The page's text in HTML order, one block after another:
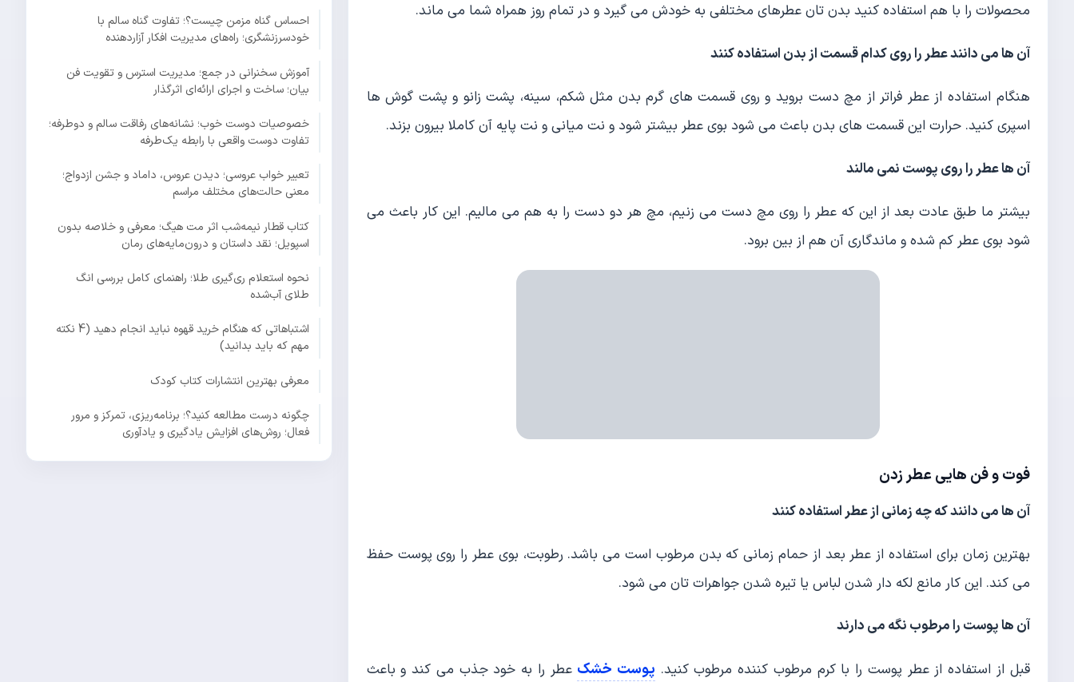
محصولات را با هم استفاده کنید بدن تان عطرهای مختلفی به خودش می گیرد و در تمام روز همراه شما می ماند.
آن ها می دانند عطر را روی کدام قسمت از بدن استفاده کنند
هنگام استفاده از عطر فراتر از مچ دست بروید و روی قسمت های گرم بدن مثل شکم، سینه، پشت زانو و پشت گوش ها
اسپری کنید. حرارت این قسمت های بدن باعث می شود بوی عطر بیشتر شود و نت میانی و نت پایه آن کاملا بیرون بزند.
آن ها عطر را روی پوست نمی مالند
بیشتر ما طبق عادت بعد از این که عطر را روی مچ دست می زنیم، مچ هر دو دست را به هم می مالیم. این کار باعث می
شود بوی عطر کم شده و ماندگاری آن هم از بین برود.
فوت و فن هاییعطر زدن
آن ها می دانند که چه زمانی از عطر استفاده کنند
بهترین زمان برای استفاده از عطر بعد از حمام زمانی که بدن مرطوب است می باشد. رطوبت، بوی عطر را روی پوست حفظ
می کند. این کار مانع لکه دار شدن لباس یا تیره شدن جواهرات تان می شود.
آن ها پوست را مرطوب نگه می دارند
قبل از استفاده از عطر پوست را با کرم مرطوب کننده مرطوب کنید. پوست خشک عطر را به خود جذب می کند و باعث
احساس گناه مزمن چیست؟؛ تفاوت گناه سالم با
خودسرزنشگری؛ راه‌های مدیریت افکار آزاردهنده
آموزش سخنرانی در جمع؛ مدیریت استرس و تقویت فن
بیان؛ ساخت و اجرای ارائه‌ای اثرگذار
خصوصیات دوست خوب؛ نشانه‌های رفاقت سالم و دوطرفه؛
تفاوت دوست واقعی با رابطه یک‌طرفه
تعبیر خواب عروسی؛ دیدن عروس، داماد و جشن ازدواج؛
معنی حالت‌های مختلف مراسم
کتاب قطار نیمه‌شب اثر مت هیگ؛ معرفی و خلاصه بدون
اسپویل؛ نقد داستان و درون‌مایه‌های رمان
نحوه استعلام ری‌گیری طلا؛ راهنمای کامل بررسی انگ
طلای آب‌شده
اشتباهاتی که هنگام خرید قهوه نباید انجام دهید (4 نکته
مهم که باید بدانید)
معرفی بهترین انتشارات کتاب کودک
چگونه درست مطالعه کنید؟؛ برنامه‌ریزی، تمرکز و مرور
فعال؛ روش‌های افزایش یادگیری و یادآوری